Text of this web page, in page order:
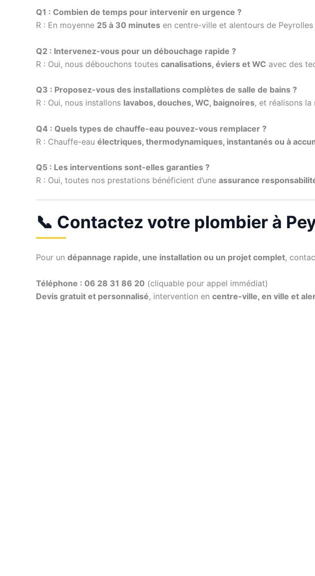
Q1 : Combien de temps pour intervenir en urgence ?
R : En moyenne 25 à 30 minutes en centre-ville et alentours de Peyrolles
Q2 : Intervenez-vous pour un débouchage rapide ?
R : Oui, nous débouchons toutes canalisations, éviers et WC avec des
Q3 : Proposez-vous des installations complètes de salle de bains ?
R : Oui, nous installons lavabos, douches, WC, baignoires, et réalisons
Q4 : Quels types de chauffe-eau pouvez-vous remplacer ?
R : Chauffe-eau électriques, thermodynamiques, instantanés ou à
Q5 : Les interventions sont-elles garanties ?
R : Oui, toutes nos prestations bénéficient d’une assurance
📞 Contactez votre plombier à
Pour un dépannage rapide, une installation ou un projet complet,
Téléphone : 06 28 31 86 20 (cliquable pour appel immédiat)
Devis gratuit et personnalisé, intervention en centre-ville, en ville et